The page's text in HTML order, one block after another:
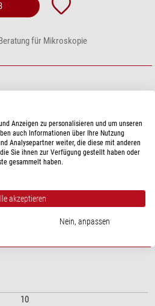
für Mikroskopie
10
Anzeigen zu personalisieren und um unseren
auch Informationen über Ihre Nutzung
Analysepartner weiter, die diese mit anderen
Sie ihnen zur Verfügung gestellt haben oder
gesammelt haben.
akzeptieren
Nein, anpassen